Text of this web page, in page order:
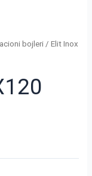
bojleri/ Elit Inox